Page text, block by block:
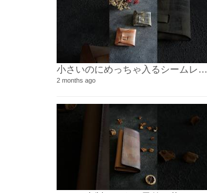
小さいのにめっちゃ入るシームレスコインケース⁡⁡
2 months ago